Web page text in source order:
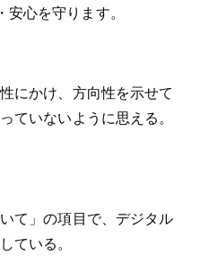
心を守ります。
にかけ、方向性を示せて
ていないように思える。
て」の項目で、デジタル
ている。